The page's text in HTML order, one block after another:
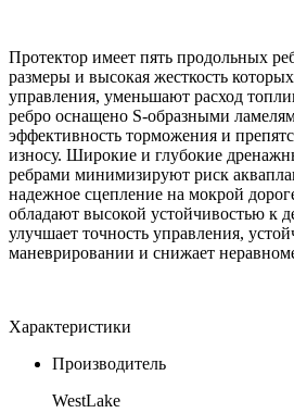
Протектор имеет пять продольных
размеры и высокая жесткость
управления, уменьшают расход
ребро оснащено S-образными
эффективность торможения и
износу. Широкие и глубокие
ребрами минимизируют риск
надежное сцепление на мокрой
обладают высокой устойчивостью к
улучшает точность управления,
маневрировании и снижает
Характеристики
Производитель
WestLake